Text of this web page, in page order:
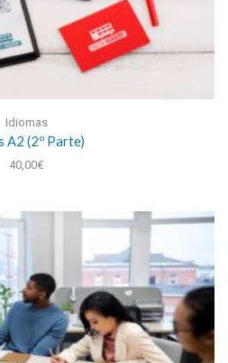
Idiomas
A2 (2º Parte)
40,00€